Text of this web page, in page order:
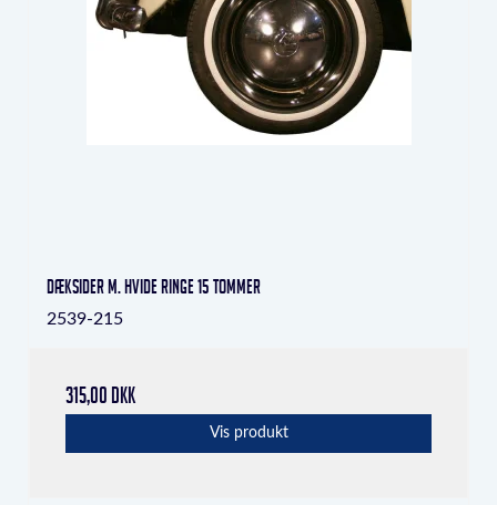
Dæksider m. hvide ringe 15 tommer
2539-215
315,00 DKK
Vis produkt